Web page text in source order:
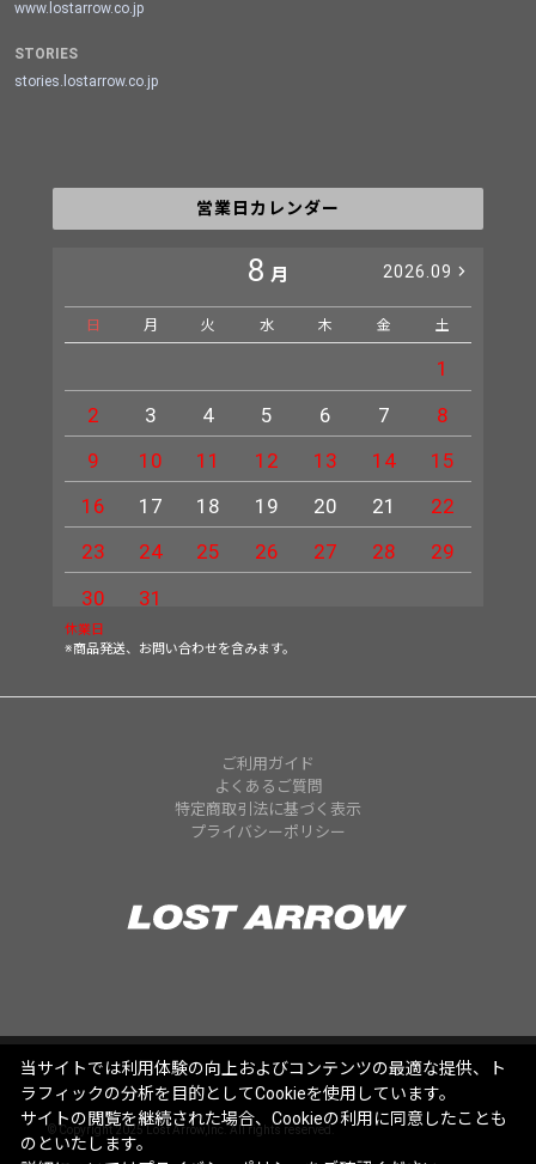
www.lostarrow.co.jp
STORIES
stories.lostarrow.co.jp
営業日カレンダー
8 月 2026.09
日 月 火 水 木 金 土
1
2
3 4 5 6 7
8
9
10 11 12 13 14
15
16
17 18 19 20 21
22
23
24 25 26 27 28
29
30
31
休業日
※商品発送、お問い合わせを含みます。
ご利用ガイド
よくあるご質問
特定商取引法に基づく表示
プライバシーポリシー
© Copyright 2025 Lost Arrow,Inc. All rights reserved.
当サイトでは利用体験の向上およびコンテンツの最適な提供、ト
ラフィックの分析を目的としてCookieを使用しています。
サイトの閲覧を継続された場合、Cookieの利用に同意したことも
のといたします。